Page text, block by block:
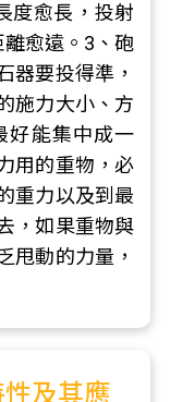
度愈長，投射
愈遠。3、砲
器要投得準，
施力大小、方
好能集中成一
用的重物，必
重力以及到最
，如果重物與
甩動的力量，
及其應